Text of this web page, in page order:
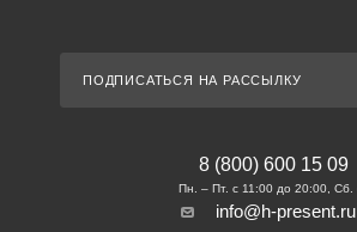
ПОДПИСАТЬСЯ НА РАССЫЛКУ
8 (800) 600 15 09
info@h-present.ru